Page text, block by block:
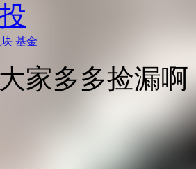
基金
家多多捡漏